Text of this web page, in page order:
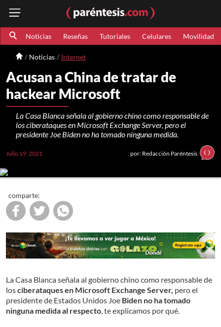
Noticias Reseñas Tutoriales Celulares Movilidad
Noticias Internet
Acusan a China de tratar de
hackear Microsoft
La Casa Blanca señala al gobierno chino como responsable de
los ciberataques en Microsoft Exchange Server, pero el
presidente Joe Biden no ha tomado ninguna medida.
Julio 19, 2021 por: Redacción Paréntesis
comparte:
La Casa Blanca señala al gobierno chino como responsable de
losciberataques en Microsoft Exchange Server, pero el
presidente de Estados Unidos Joe Biden no ha tomado
ninguna medida al respecto , te explicamos por qué.